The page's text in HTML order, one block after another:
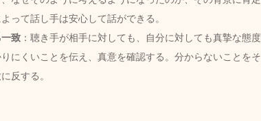
よって話し手は安心して話ができる。
一致 ：聴き手が相手に対しても、自分に対しても真摯な態
にくいことを伝え、真意を確認する。分からないことを
反する。